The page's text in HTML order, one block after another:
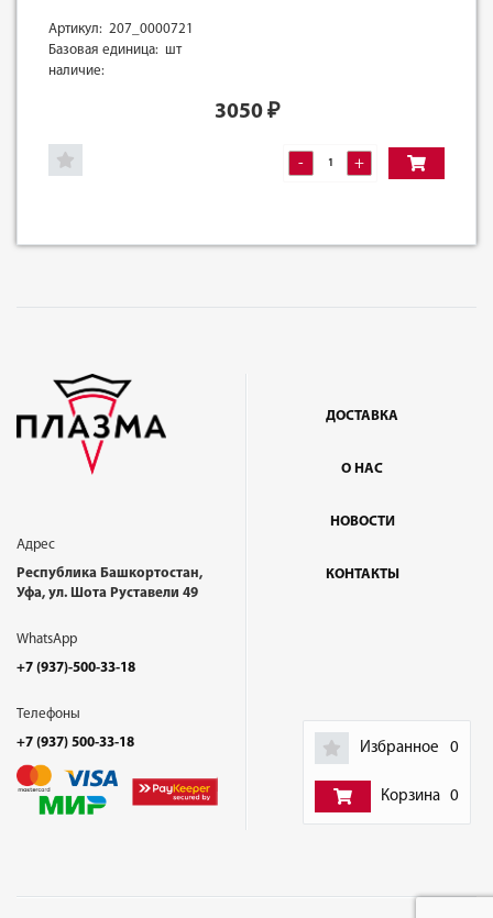
Избранное 0
Корзина 0
Артикул: 207_0000721
Базовая единица: шт
наличие:
3050₽
- +
Адрес
Республика Башкортостан,
Уфа, ул. Шота Руставели 49
WhatsApp
+7 (937)-500-33-18
Телефоны
+7 (937) 500-33-18
ДОСТАВКА
О НАС
НОВОСТИ
КОНТАКТЫ